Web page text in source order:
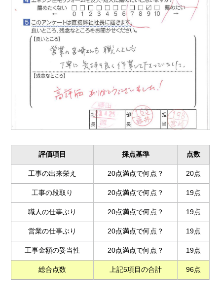
評価項目 採点基準 点数
工事の出来栄え 20点満点で何点？ 20点
工事の段取り 20点満点で何点？ 19点
職人の仕事ぶり 20点満点で何点？ 19点
営業の仕事ぶり 20点満点で何点？ 19点
工事金額の妥当性 20点満点で何点？ 19点
総合点数 上記5項目の合計 96点